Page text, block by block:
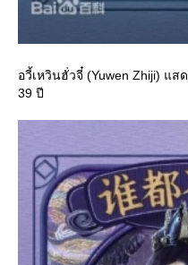
อวี้เหวินฮั่วจี๋ (Yuwen Zhiji) แส
39 ปี